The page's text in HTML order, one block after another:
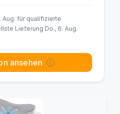
Aug. für qualifizierte
Lieferung Do., 6. Aug.
ansehen